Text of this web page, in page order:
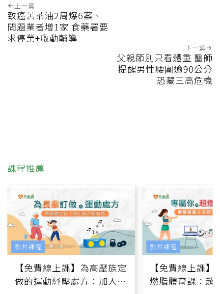
上一篇
致癌苦茶油2周爆6案、
問題業者增1家 食藥署要
求停業+啟動輔導
下一篇
父親節別只看體重 醫師
提醒男性腰圍逾90公分
恐藏三高危機
課程推薦
【免費線上課】為高壓族定
做的運動紓壓處方：加入行
影片課程
【免費線上課
燃脂體育課：超
影片課程